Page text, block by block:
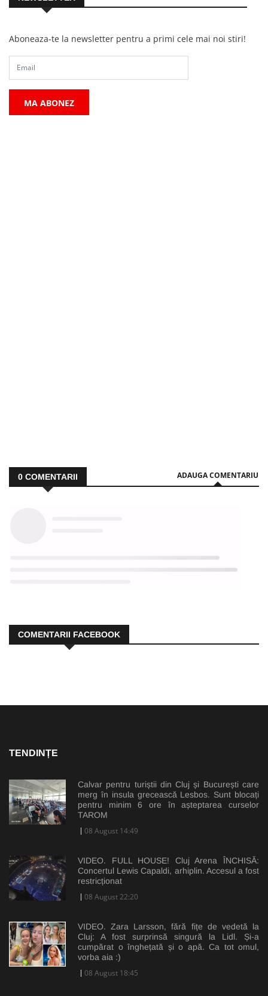
Aboneaza-te la newsletter pentru a primi cele mai noi stiri!
MA ABONEZ
0 COMENTARII ADAUGA COMENTARIU
COMENTARII FACEBOOK
TENDINȚE
Calvar pentru turiștii din Cluj și București care
merg în insula grecească Lesbos. Sunt blocați
pentru minim 6 ore în așteptarea curselor
TAROM
08 August 14:49
VIDEO. FULL HOUSE! Cluj Arena ÎNCHISĂ:
Concertul Lewis Capaldi, arhiplin. Accesul a fost
restricționat
08 August 22:20
VIDEO. Zara Larsson, fără fițe de vedetă la
Cluj: A fost surprinsă singură la Lidl. Și-a
cumpărat o înghețată și o apă. Ca tot omul,
vorba aia :)
08 August 18:45